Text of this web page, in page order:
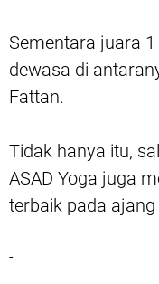
Sementara juara
dewasa di
Fattan.
Tidak hanya itu,
ASAD Yoga juga
terbaik pada
-